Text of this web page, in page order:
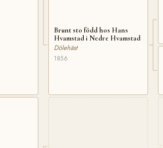
Brunt sto född hos Hans
Hvamstad i Nedre Hvamstad
Dölehäst
1856